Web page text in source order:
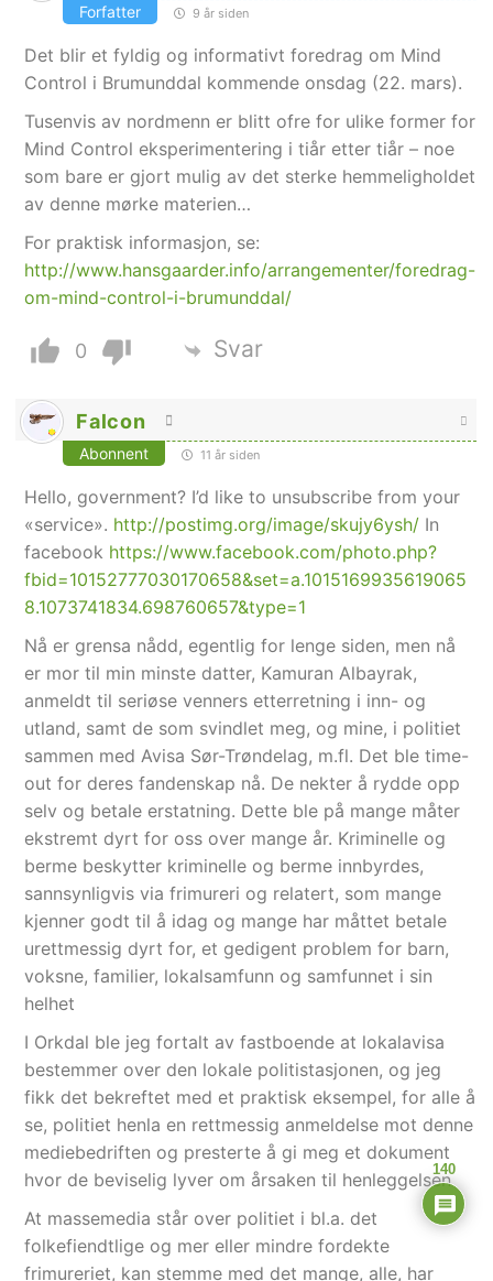
Forfatter 9 år siden
Det blir et fyldig og informativt foredrag om Mind
Control i Brumunddal kommende onsdag (22. mars).
Tusenvis av nordmenn er blitt ofre for ulike former for
Mind Control eksperimentering i tiår etter tiår – noe
som bare er gjort mulig av det sterke hemmeligholdet
av denne mørke materien…
For praktisk informasjon, se:
http://www.hansgaarder.info/arrangementer/foredrag-
om-mind-control-i-brumunddal/
0 Svar
Falcon
Abonnent 11 år siden
Hello, government? I’d like to unsubscribe from your
«service». http://postimg.org/image/skujy6ysh/ In
facebook https://www.facebook.com/photo.php?
fbid=10152777030170658&set=a.1015169935619065
8.1073741834.698760657&type=1
Nå er grensa nådd, egentlig for lenge siden, men nå
er mor til min minste datter, Kamuran Albayrak,
anmeldt til seriøse venners etterretning i inn- og
utland, samt de som svindlet meg, og mine, i politiet
sammen med Avisa Sør-Trøndelag, m.fl. Det ble time-
out for deres fandenskap nå. De nekter å rydde opp
selv og betale erstatning. Dette ble på mange måter
ekstremt dyrt for oss over mange år. Kriminelle og
berme beskytter kriminelle og berme innbyrdes,
sannsynligvis via frimureri og relatert, som mange
kjenner godt til å idag og mange har måttet betale
urettmessig dyrt for, et gedigent problem for barn,
voksne, familier, lokalsamfunn og samfunnet i sin
helhet
I Orkdal ble jeg fortalt av fastboende at lokalavisa
bestemmer over den lokale politistasjonen, og jeg
fikk det bekreftet med et praktisk eksempel, for alle å
se, politiet henla en rettmessig anmeldelse mot denne
mediebedriften og presterte å gi meg et dokument
hvor de beviselig lyver om årsaken til henleggelsen
At massemedia står over politiet i bl.a. det
folkefiendtlige og mer eller mindre fordekte
frimureriet, kan stemme med det mange, alle, har
140